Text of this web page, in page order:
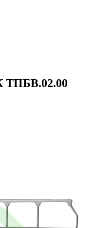
ТПБВ.02.00